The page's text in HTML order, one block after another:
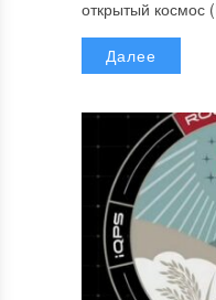
открытый космос
Далее